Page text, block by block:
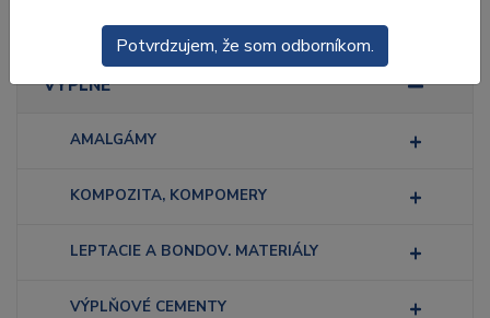
ODLTAČKOVANIE
VÝPLNE
AMALGÁMY
KOMPOZITA, KOMPOMERY
LEPTACIE A BONDOV. MATERIÁLY
VÝPLŇOVÉ CEMENTY
Potvrdzujem, že som odborníkom.